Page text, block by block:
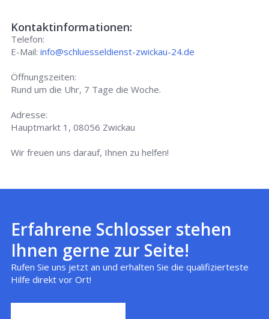
Kontaktinformationen:
Telefon:
E-Mail:info@schluesseldienst-zwickau-24.de
Öffnungszeiten:
Rund um die Uhr, 7 Tage die Woche.
Adresse:
Hauptmarkt 1, 08056 Zwickau
Wir freuen uns darauf, Ihnen zu helfen!
Erfahrene Schlosser stehen
Ihnen gerne zur Seite!
Rufen Sie uns jetzt an und erhalten Sie die qualifizierteste
Hilfe direkt vor Ort!